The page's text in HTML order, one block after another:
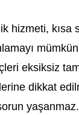
hizmeti, kısa
eksiksiz
dikkat
yaşanmaz.